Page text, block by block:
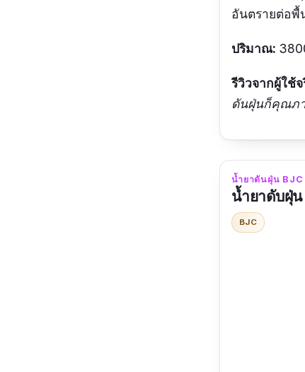
อันตรายต่อ
ปริมาณ:
รีวิวจากผู้ใช้จ
ดันฝุ่นก็คุณภ
น้ำยาดันฝุ่น BJC
น้ำยาดับฝุ่
BJC